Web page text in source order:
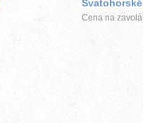
Cena na